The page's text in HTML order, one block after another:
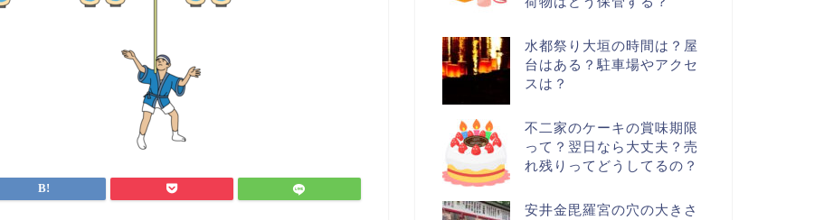
水都祭り大垣の時間は？屋
台はある？駐車場やアクセ
スは？
不二家のケーキの賞味期限
って？翌日なら大丈夫？売
れ残りってどうしてるの？
安井金毘羅宮の穴の大きさ